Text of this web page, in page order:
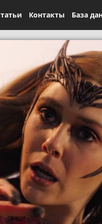
Контакты База